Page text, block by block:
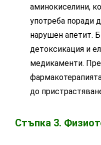
аминокиселини,
употреба поради
нарушен апетит.
детоксикация и
медикаменти.
до
Стъпка 3.